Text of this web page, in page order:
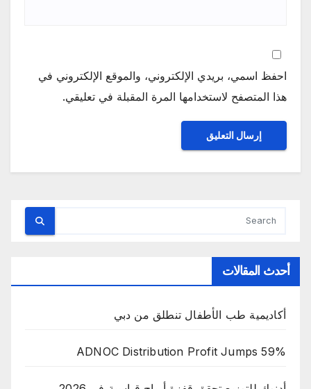
احفظ اسمي، بريدي الإلكتروني، والموقع الإلكتروني في
هذا المتصفح لاستخدامها المرة المقبلة في تعليقي.
أحدث المقالات
أكاديمية طب الأطفال تنطلق من دبي
ADNOC Distribution Profit Jumps 59%